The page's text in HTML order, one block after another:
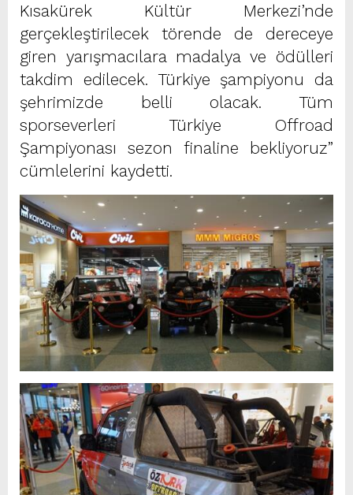
Kısakürek Kültür Merkezi’nde
gerçekleştirilecek törende de dereceye
giren yarışmacılara madalya ve ödülleri
takdim edilecek. Türkiye şampiyonu da
şehrimizde belli olacak. Tüm
sporseverleri Türkiye Offroad
Şampiyonası sezon finaline bekliyoruz”
cümlelerini kaydetti.